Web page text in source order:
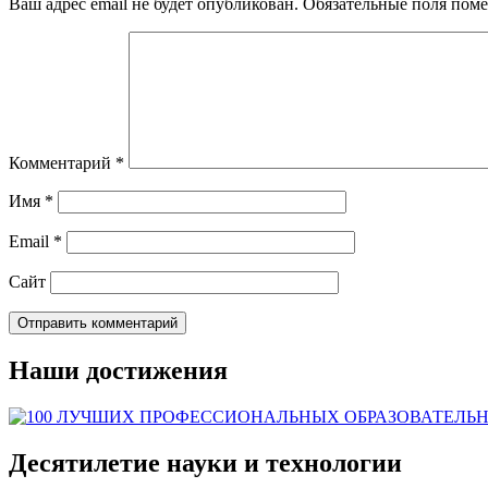
Ваш адрес email не будет опубликован. Обязательные поля
Комментарий *
Имя *
Email *
Сайт
Наши достижения
Десятилетие науки и технологии